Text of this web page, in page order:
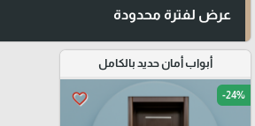
عرض لفترة محدودة
أبواب أمان حديد بالكامل
favorite_border -24%